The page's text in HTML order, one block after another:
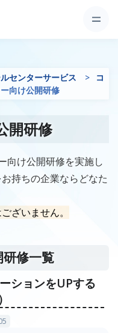
センターサービス
コ
向け公開研修
開研修
向け公開研修を実施し
持ちの企業ならどなた
ざいません。
修一覧
ションをUPする